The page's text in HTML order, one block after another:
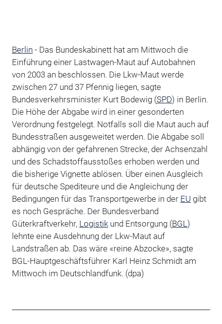
Berlin - Das Bundeskabinett hat am Mittwoch die
Einführung einer Lastwagen-Maut auf Autobahnen
von 2003 an beschlossen. Die Lkw-Maut werde
zwischen 27 und 37 Pfennig liegen, sagte
Bundesverkehrsminister Kurt Bodewig (SPD) in Berlin.
Die Höhe der Abgabe wird in einer gesonderten
Verordnung festgelegt. Notfalls soll die Maut auch auf
Bundesstraßen ausgeweitet werden. Die Abgabe soll
abhängig von der gefahrenen Strecke, der Achsenzahl
und des Schadstoffausstoßes erhoben werden und
die bisherige Vignette ablösen. Über einen Ausgleich
für deutsche Spediteure und die Angleichung der
Bedingungen für das Transportgewerbe in der EU gibt
es noch Gespräche. Der Bundesverband
Güterkraftverkehr, Logistikund Entsorgung (BGL )
lehnte eine Ausdehnung der Lkw-Maut auf
Landstraßen ab. Das wäre «reine Abzocke», sagte
BGL-Hauptgeschäftsführer Karl Heinz Schmidt am
Mittwoch im Deutschlandfunk. (dpa)